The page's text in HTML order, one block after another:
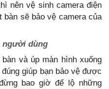
nên vệ sinh camera điện
bàn sẽ bảo vệ camera của
người dùng
và úp màn hình xuống
giúp bạn bảo vệ được
bao giờ để lộ những